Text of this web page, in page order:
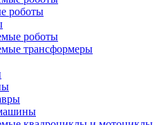
роботы
роботы
трансформеры